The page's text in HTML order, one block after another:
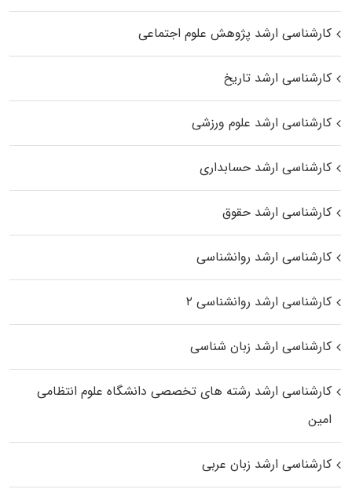
کارشناسی ارشد پژوهش علوم اجتماعی
کارشناسی ارشد تاریخ
کارشناسی ارشد علوم ورزشی
کارشناسی ارشد حسابداری
کارشناسی ارشد حقوق
کارشناسی ارشد روانشناسی
کارشناسی ارشد روانشناسی ۲
کارشناسی ارشد زبان شناسی
کارشناسی ارشد رﺷﺘﻪ ﻫﺎی تخصصی داﻧﺸﮕﺎه ﻋﻠﻮم انتظامی
اﻣﻴﻦ
کارشناسی ارشد زبان عربی